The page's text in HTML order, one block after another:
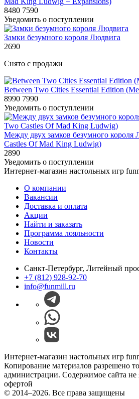
8480 7590
Уведомить о поступлении
Замки безумного короля Людвига
2690
Снято с продажи
Between Two Cities Essential Edition
8990 7990
Уведомить о поступлении
Между двух замков безумного короля
Castles Of Mad King Ludwig)
2890
Уведомить о поступлении
Интернет-магазин настольных игр
О компании
Вакансии
Доставка и оплата
Акции
Найти и заказать
Программа лояльности
Новости
Контакты
Санкт-Петербург, Литейный
+7 (812) 928-92-70
info@funmill.ru
Интернет-магазин настольных игр
Копирование материалов разрешено
администрации. Содержимое сайта не
офертой
© 2014–2026. Все права защищены